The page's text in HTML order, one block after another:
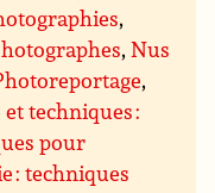
,
,Nus
,
techniques :
pour
: techniques